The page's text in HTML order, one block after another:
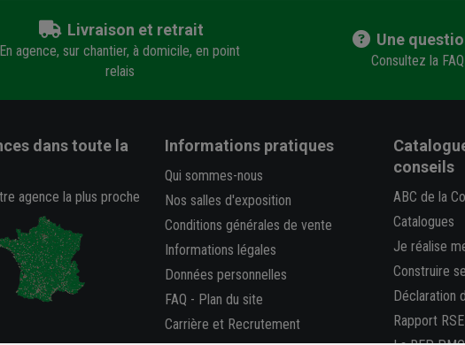
Livraison et retrait
En agence, sur chantier, à domicile, en point
relais
Une
Consultez la FAQ
dans toute la
agence la plus proche
Informations pratiques
Qui sommes-nous
Nos salles d'exposition
Conditions générales de vente
Informations légales
Données personnelles
FAQ - Plan du site
Carrière et Recrutement
conseils
ABC de la
Catalogues
Je réalise
Construire
Déclaration
Rapport RSE